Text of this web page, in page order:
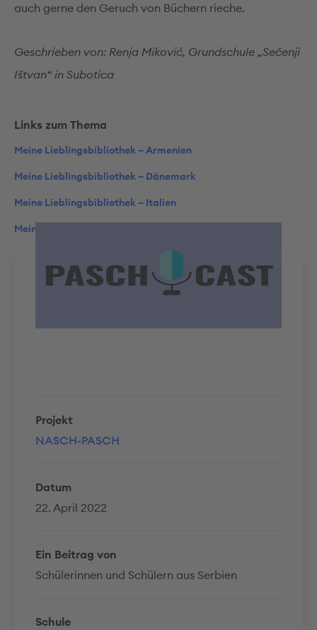
auch gerne den Geruch von Büchern rieche.
Geschrieben von: Renja Miković, Grundschule „Sečenji
Ištvan“ in Subotica
Links zum Thema
Meine Lieblingsbibliothek – Armenien
Meine Lieblingsbibliothek – Dänemark
Meine Lieblingsbibliothek – Italien
Meine Lieblingsbibliothek – New York
Projekt
NASCH-PASCH
Datum
22. April 2022
Ein Beitrag von
Schülerinnen und Schülern aus Serbien
Schule